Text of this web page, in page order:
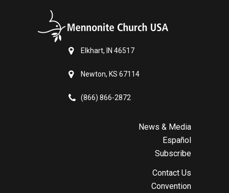
Elkhart, IN 46517
Newton, KS 67114
(866) 866-2872
News & Media
Español
Subscribe
Contact Us
Convention